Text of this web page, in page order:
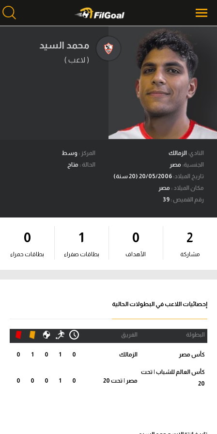
محتوى إخباري
الرئيسية
أخبار
مباريات
ميركاتو
فانتازي في الجول
مسابقة التوقعات
فيديوهات
آراء حرة
ركن الألعاب
الدوري المصري
الدوري الإنجليزي الممتاز
الدوري الفرنسي
محمد السيد
( لاعب )
النادي: الزمالك
الجنسية: مصر
تاريخ الميلاد:
مكان الميلاد : مصر
رقم القميص :
المركز : وسط
الحالة : متاح
2
مشاركة
0
الأهداف
1
بطاقات صفراء
0
بطاقات حمراء
إحصائيات اللاعب في البطولات الحالية
البطولة الفريق
كأس مصر الزمالك 0
1
0
1
0
كأس العالم للشباب | تحت
20
مصر | تحت 20 0
1
0
0
0